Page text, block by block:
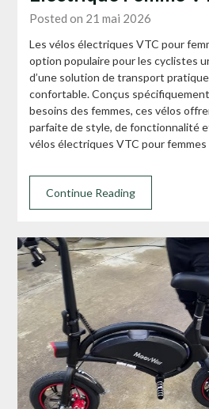
Posted on 21 mai 2026
Les vélos électriques VTC pour
option populaire pour les cyclistes
d’une solution de transport
confortable. Conçus
besoins des femmes, ces vélos
parfaite de style, de fonctionnalité
vélos électriques VTC pour
Continue Reading